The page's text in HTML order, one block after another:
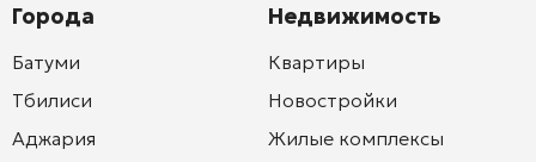
Города
Батуми
Тбилиси
Аджария
Недвижимость
Квартиры
Новостройки
Жилые комплексы